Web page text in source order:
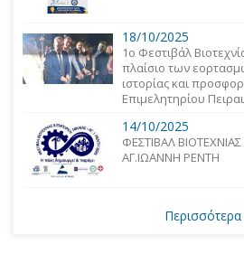
18/10/2025
1o Φεστιβάλ
πλαίσιο των
ιστορίας και
Επιμελητηρίου
14/10/2025
ΦΕΣΤΙΒΑΛ
ΑΓ.ΙΩΑΝΝΗ ΡΕΝΤΗ
Περισσότερα